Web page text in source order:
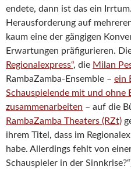
endete, dann ist das ein
Herausforderung auf
kaum eine der gängigen
Erwartungen präfigurieren.
Regionalexpress“, die Milan
RambaZamba-Ensemble – ein
Schauspielende mit und ohne
zusammenarbeiten – auf die
RambaZamba Theaters (RZt)
ihrem Titel, dass im
habe. Allerdings fehlt von
Schauspieler in der